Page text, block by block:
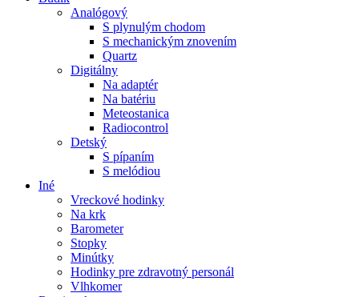
Analógový
S plynulým chodom
S mechanickým znovením
Quartz
Digitálny
Na adaptér
Na batériu
Meteostanica
Radiocontrol
Detský
S pípaním
S melódiou
Iné
Vreckové hodinky
Na krk
Barometer
Stopky
Minútky
Hodinky pre zdravotný personál
Vlhkomer